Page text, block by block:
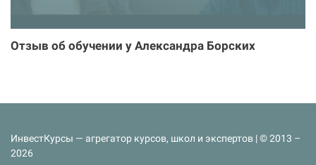
Отзыв об обучении у Александра Борских
ИнвестКурсы — агрегатор курсов, школ и экспертов | © 2013 –
2026